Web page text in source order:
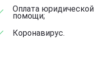
Оплата юридической
помощи;
Коронавирус.